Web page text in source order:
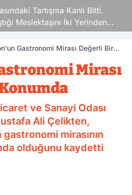
Tartışma Kanlı Bitti.
Meslektaşını İki Yerinden
Gastronomi Mirası Değerli Bir
Mirası
ve Sanayi Odası
Ali Çelikten,
mirasının
olduğunu kaydetti